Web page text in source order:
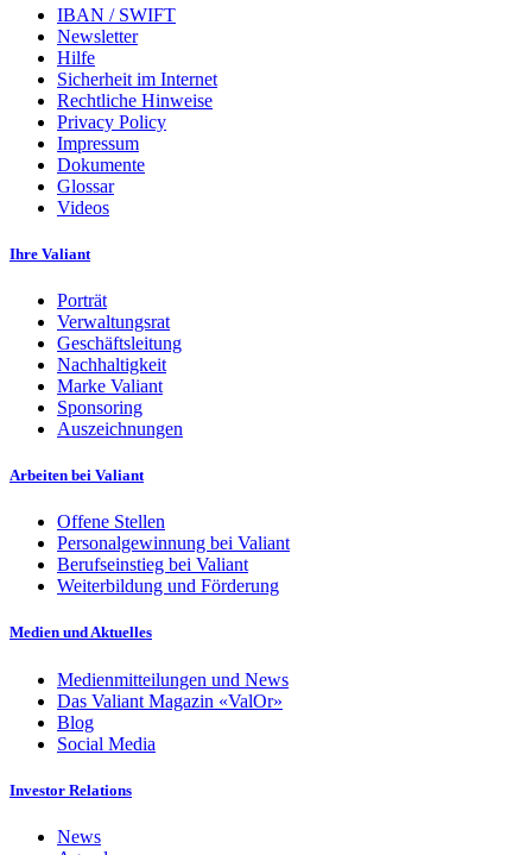
IBAN / SWIFT
Newsletter
Hilfe
Sicherheit im Internet
Rechtliche Hinweise
Privacy Policy
Impressum
Dokumente
Glossar
Videos
Ihre Valiant
Porträt
Verwaltungsrat
Geschäftsleitung
Nachhaltigkeit
Marke Valiant
Sponsoring
Auszeichnungen
Arbeiten bei Valiant
Offene Stellen
Personalgewinnung bei Valiant
Berufseinstieg bei Valiant
Weiterbildung und Förderung
Medien und Aktuelles
Medienmitteilungen und News
Das Valiant Magazin «ValOr»
Blog
Social Media
Investor Relations
News